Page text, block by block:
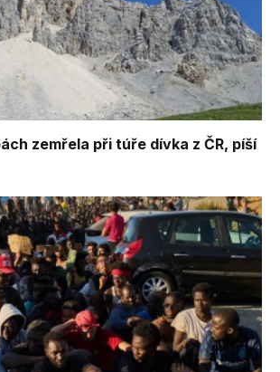
zemřela při túře dívka z ČR, píší